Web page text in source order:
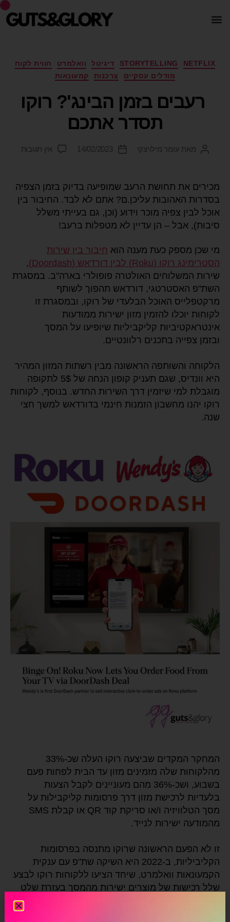
NETFLIX
STORYTELLING דיגיטל וואלמרט
חווית לקוח
מודלים עסקיים
צרכנות קמעונאות
רעבים בזמן הבינג'? רוקו
תסדר אתכם
מאת עומר מילויצקי 14/02/2023 אין תגובות
מכירים את תחושת הרעב שמופיעה בדיוק בזמן הצפיה
בסדרות האהובות עליכן.ם? אתם לא לבד. החיבור בין
אוכל לבין צפיה מוכר וידוע (וכן, גם בעייתי משלל
סיבות), אבל – הן עדיין לא מטפלות ברעב!
מי שכן מספק כעת מענה הוא חיבור בין שירות
הסטרימינג רוקו (Roku) לבין דורדאש (Doordash)
,
שירות המשלוחים האולטרה פופולרי בארה"ב. במסגרת
השת"פ האסטרטגי, דורדאש תהפוך לשותף
מרקטפלייס האוכל הבלעדי של רוקו, ובמסגרת זו
לקוחות יוכלו להזמין מזון ישירות ממודעות
אינטראקטיביות קליקביליות שיופיעו על המסך
ובזמן צפייה בתכנים רלוונטיים.
הלקוחה והשותפה הראשונה מבין רשתות המזון המהיר
היא וונדיס, שגם תעניק קופון הנחה של 5$ לתקופה
מוגבלת למי שיזמין דרך השירות החדש. בנוסף, לקוחות
רוקו יהנו מחשבון הזמנות חינמי בדורדאש למשך חצי
שנה.
המחקר המקדים שביצעה רוקו העלה שכ-33%
מהלקוחות שלה מזמינים מזון עד הבית לפחות פעם
בשבוע, ושכ-36% מהם מעוניינים לקבל הצעות
בלעדיות לרכישת מזון דרך פרסומות קליקבילות על
מסך הטלוויזיה ו/או סריקת קוד QR או קבלת SMS
מהמודעה ישירות לנייד.
זו לא הפעם הראשונה שרוקו מתנסה בפרסומות
הקליביליות, ב-2022 היא השיקה שת"פ עם ענקית
הקמעונאות וואלמרט, שיחד הציעו ללקוחות רוקו לבצע
שלל רכישות של מוצרים ישירות מהמסך בעזרת שלט